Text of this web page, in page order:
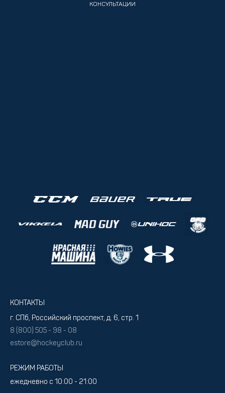
КОНСУЛЬТАЦИИ
КОНТАКТЫ
г. СПб, Российский проспект, д. 6, стр. 1
8 (800) 505 - 98 - 08
estore@hockeyclub.ru
РЕЖИМ РАБОТЫ
ежедневно с 10:00 - 21:00